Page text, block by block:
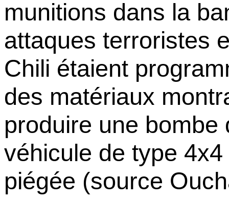
munitions dans la
attaques terroristes
Chili étaient
des matériaux
produire une
véhicule de type
piégée (source